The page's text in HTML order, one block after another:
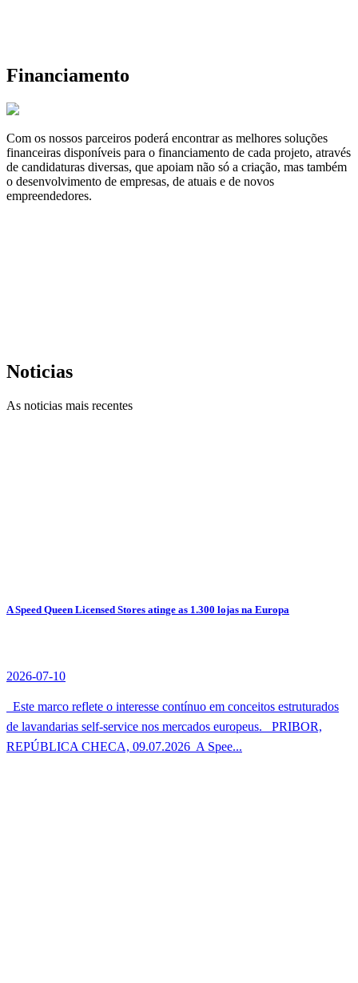
Financiamento
Com os nossos parceiros poderá encontrar as melhores soluções
financeiras disponíveis para o financiamento de cada projeto, através
de candidaturas diversas, que apoiam não só a criação, mas também
o desenvolvimento de empresas, de atuais e de novos
empreendedores.
Noticias
As noticias mais recentes
A Speed Queen Licensed Stores atinge as 1.300 lojas na Europa
2026-07-10
Este marco reflete o interesse contínuo em conceitos estruturados
de lavandarias self-service nos mercados europeus. PRIBOR,
REPÚBLICA CHECA, 09.07.2026  A Spee...